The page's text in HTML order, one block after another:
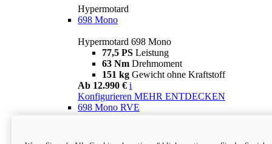
Hypermotard
698 Mono
Hypermotard 698 Mono
77,5 PS Leistung
63 Nm Drehmoment
151 kg Gewicht ohne Kraftstoff
Ab 12.990 € i
Konfigurieren MEHR ENTDECKEN
698 Mono RVE
77,5 PS
Leistung